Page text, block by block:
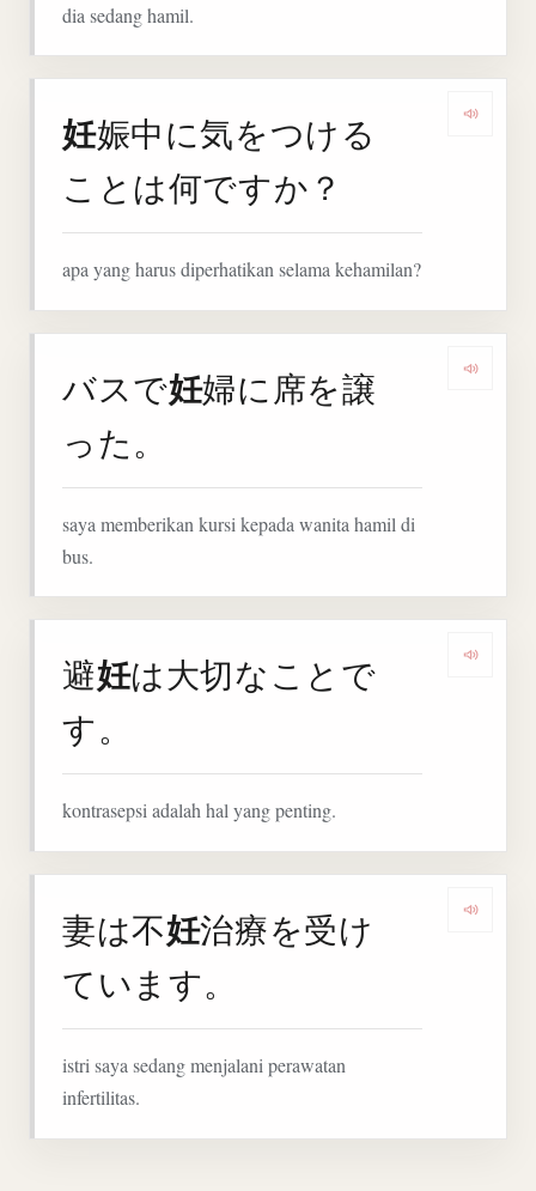
dia sedang hamil.
妊娠中に気をつける
ことは何ですか？
apa yang harus diperhatikan selama kehamilan?
バスで妊婦に席を譲
った。
saya memberikan kursi kepada wanita hamil di
bus.
避妊は大切なことで
す。
kontrasepsi adalah hal yang penting.
妻は不妊治療を受け
ています。
istri saya sedang menjalani perawatan
infertilitas.